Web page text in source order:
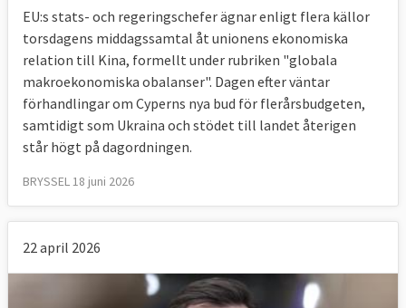
EU:s stats- och regeringschefer ägnar enligt flera källor
torsdagens middagssamtal åt unionens ekonomiska
relation till Kina, formellt under rubriken "globala
makroekonomiska obalanser". Dagen efter väntar
förhandlingar om Cyperns nya bud för flerårsbudgeten,
samtidigt som Ukraina och stödet till landet återigen
står högt på dagordningen.
BRYSSEL 18 juni 2026
22 april 2026